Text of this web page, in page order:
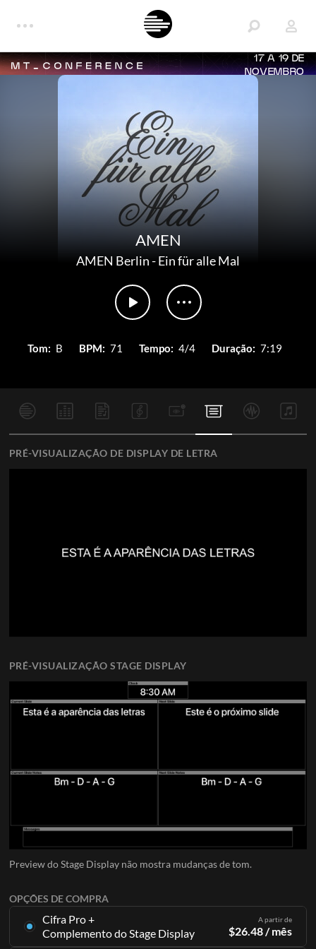
17 A 19 DE
NOVEMBRO
AMEN
AMEN Berlin-Ein für alle Mal
Tom: B BPM: 71 Tempo: 4/4 Duração: 7:19
OPÇÕES DE COMPRA
Cifra Pro +
Complemento do Stage Display
A partir de
$26.48/ mês
PRÉ-VISUALIZAÇÃO DE DISPLAY DE LETRA
PRÉ-VISUALIZAÇÃO STAGE DISPLAY
Preview do Stage Display não mostra mudanças de tom.